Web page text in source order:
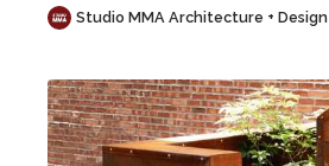
Studio MMA Architecture + Design